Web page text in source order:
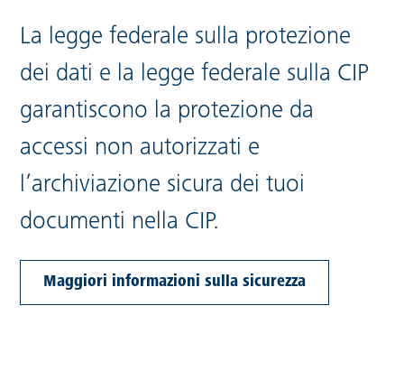
La legge federale sulla protezione
dei dati e la legge federale sulla CIP
garantiscono la protezione da
accessi non autorizzati e
l’archiviazione sicura dei tuoi
documenti nella CIP.
Maggiori informazioni sulla sicurezza